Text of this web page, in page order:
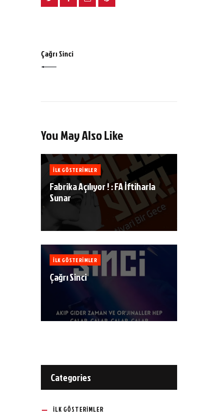
Çağrı Sinci
You May Also Like
ILK GÖSTERIMLER
Fabrika Açılıyor ! : FA İftiharla
Sunar
ILK GÖSTERIMLER
Çağrı Sinci
Categories
ILK GÖSTERIMLER